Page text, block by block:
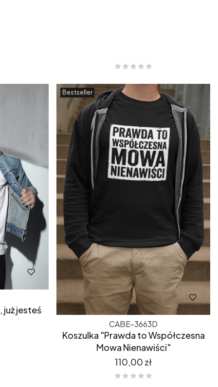
już jesteś
Bestseller
CABE-3663D
Koszulka "Prawda to Współczesna
Mowa Nienawiści"
Cena
110,00 zł